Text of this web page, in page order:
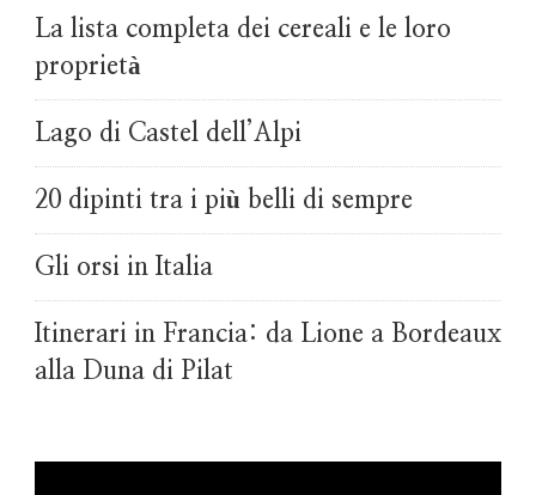
La lista completa dei cereali e le loro
proprietà
Lago di Castel dell’Alpi
20 dipinti tra i più belli di sempre
Gli orsi in Italia
Itinerari in Francia: da Lione a Bordeaux
alla Duna di Pilat